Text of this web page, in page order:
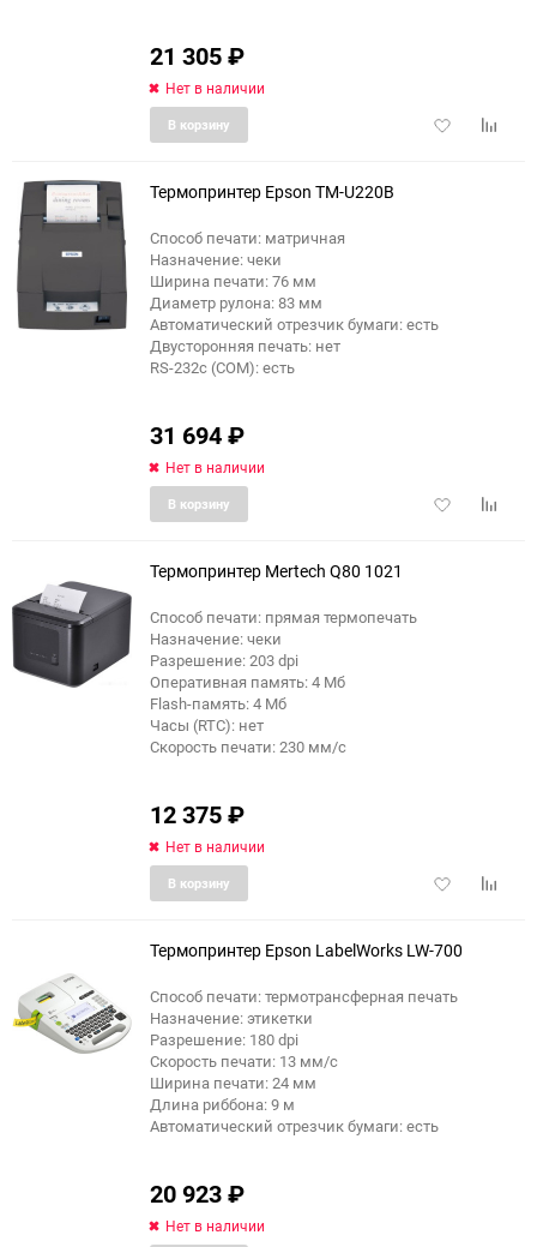
21 305₽
Нет в наличии
Добавить
В корзину
Термопринтер Epson TM-U220B
Способ печати: матричная
Назначение: чеки
Ширина печати: 76 мм
Диаметр рулона: 83 мм
Автоматический отрезчик бумаги: есть
Двусторонняя печать: нет
RS-232c (COM): есть
31 694₽
Нет в наличии
Добавить
В корзину
еще 2 фото
Термопринтер Mertech Q80 1021
Способ печати: прямая термопечать
Назначение: чеки
Разрешение: 203 dpi
Оперативная память: 4 Мб
Flash-память: 4 Мб
Часы (RTC): нет
Скорость печати: 230 мм/с
12 375₽
Нет в наличии
Добавить
В корзину
Термопринтер Epson LabelWorks LW-700
Способ печати: термотрансферная печать
Назначение: этикетки
Разрешение: 180 dpi
Скорость печати: 13 мм/с
Ширина печати: 24 мм
Длина риббона: 9 м
Автоматический отрезчик бумаги: есть
20 923₽
Нет в наличии